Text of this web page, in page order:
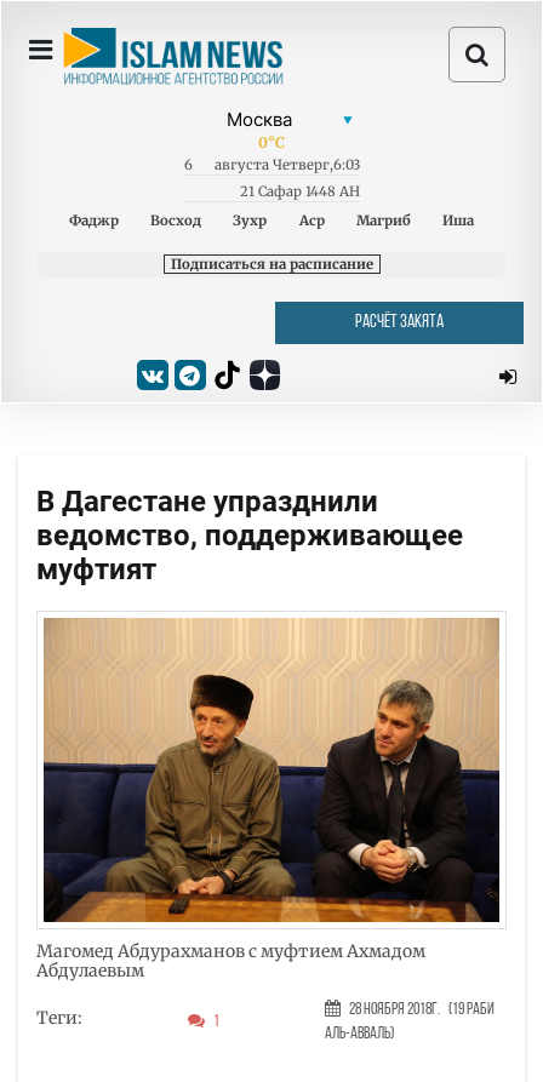
0°C
6 августа Четверг,6:03
21 Сафар 1448 AH
Фаджр
Восход Зухр Аср Магриб Иша
Подписаться на расписание
РАСЧЁТ ЗАКЯТА
В Дагестане упразднили
ведомство, поддерживающее
муфтият
Магомед Абдурахманов с муфтием Ахмадом
Абдулаевым
Теги: 1
28 Ноября 2018г.
(19 Раби
аль-авваль)